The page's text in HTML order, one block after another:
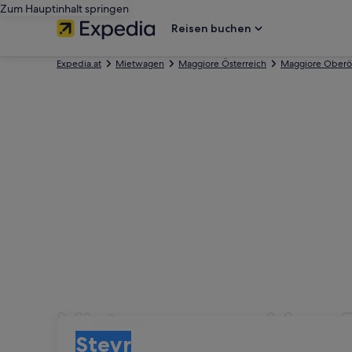
Zum Hauptinhalt springen
Reisen buchen
Expedia.at Mietwagen Maggiore Österreich Maggiore
Mietwagen von
Steyr